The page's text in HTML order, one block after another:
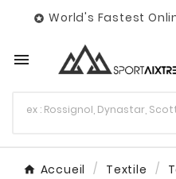
 World's Fastest

Accueil Textile